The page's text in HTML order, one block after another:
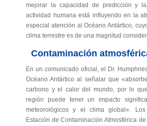
mejorar la capacidad de predicción y
actividad humana está influyendo en la
especial atención al Océano Antártico,
clima terrestre es de una magnitud
Contaminación
En un comunicado oficial, el Dr.
Océano Antártico al señalar que
carbono y el calor del mundo, por lo
región puede tener un impacto
meteorológicos y el clima global».
Estación de Contaminación Atmosférica